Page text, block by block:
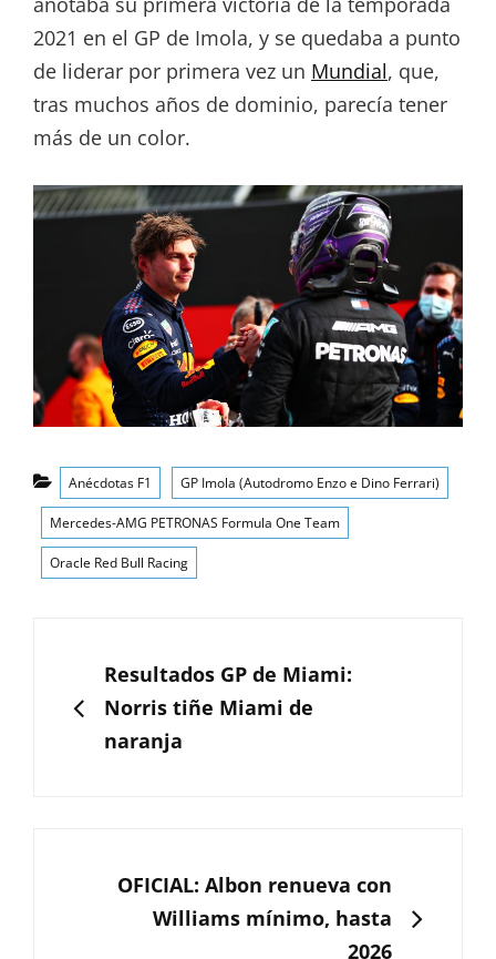
2021 en el GP de Imola, y se quedaba a punto
de liderar por primera vez un Mundial, que,
tras muchos años de dominio, parecía tener
más de un color.
Categorías
Anécdotas F1 GP Imola (Autodromo Enzo e Dino Ferrari)
Mercedes-AMG PETRONAS Formula One Team
Oracle Red Bull Racing
entradas
ANTERIOR
Resultados GP de Miami:
Norris tiñe Miami de
naranja
SIGUIENTE
OFICIAL: Albon renueva con
Williams mínimo, hasta
2026